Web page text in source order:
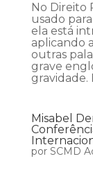
No Direito
usado
ela está
aplicando
outras
grave
gravidade.
Misabel
por SCMD